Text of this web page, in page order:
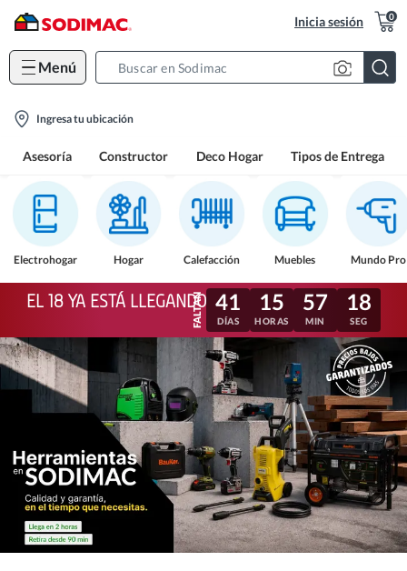
Inicia sesión 0
Menú
location-
Ingresa tu ubicación
Asesoría Constructor Deco Hogar Tipos de Entrega
Electrohogar Hogar Calefacción Muebles Mundo Pro
EL 18 YA ESTÁ LLEGANDO 41
DÍAS
15
HORAS
57
MIN
15
SEG